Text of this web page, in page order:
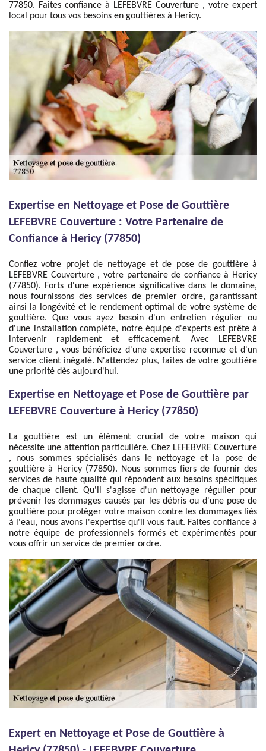
77850. Faites confiance à LEFEBVRE Couverture , votre expert
local pour tous vos besoins en gouttières à Hericy.
Expertise en Nettoyage et Pose de Gouttière
LEFEBVRE Couverture : Votre Partenaire de
Confiance à Hericy (77850)
Confiez votre projet de nettoyage et de pose de gouttière à
LEFEBVRE Couverture , votre partenaire de confiance à Hericy
(77850). Forts d'une expérience significative dans le domaine,
nous fournissons des services de premier ordre, garantissant
ainsi la longévité et le rendement optimal de votre système de
gouttière. Que vous ayez besoin d'un entretien régulier ou
d'une installation complète, notre équipe d'experts est prête à
intervenir rapidement et efficacement. Avec LEFEBVRE
Couverture , vous bénéficiez d'une expertise reconnue et d'un
service client inégalé. N'attendez plus, faites de votre gouttière
une priorité dès aujourd'hui.
Expertise en Nettoyage et Pose de Gouttière par
LEFEBVRE Couverture à Hericy (77850)
La gouttière est un élément crucial de votre maison qui
nécessite une attention particulière. Chez LEFEBVRE Couverture
, nous sommes spécialisés dans le nettoyage et la pose de
gouttière à Hericy (77850). Nous sommes fiers de fournir des
services de haute qualité qui répondent aux besoins spécifiques
de chaque client. Qu'il s'agisse d'un nettoyage régulier pour
prévenir les dommages causés par les débris ou d'une pose de
gouttière pour protéger votre maison contre les dommages liés
à l'eau, nous avons l'expertise qu'il vous faut. Faites confiance à
notre équipe de professionnels formés et expérimentés pour
vous offrir un service de premier ordre.
Expert en Nettoyage et Pose de Gouttière à